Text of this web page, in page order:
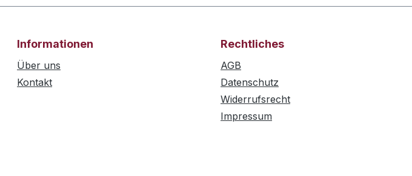
Informationen
Über uns
Kontakt
Rechtliches
AGB
Datenschutz
Widerrufsrecht
Impressum